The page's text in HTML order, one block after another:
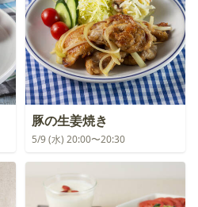
豚の生姜焼き
5/9 (水) 20:00〜20:30